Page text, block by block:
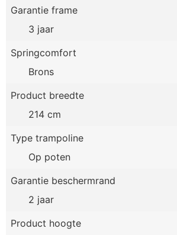
Garantie frame
3 jaar
Springcomfort
Brons
Product breedte
214 cm
Type trampoline
Op poten
Garantie beschermrand
2 jaar
Product hoogte